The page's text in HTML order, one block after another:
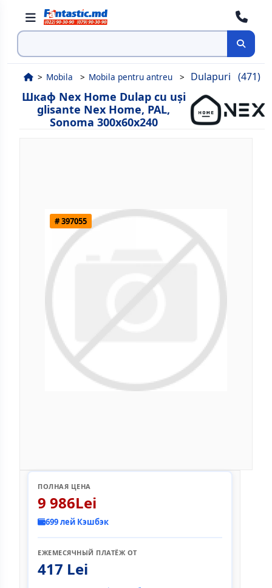
Поиск
Mobila Mobila pentru antreu Dulapuri (471)
Шкаф Nex Home Dulap cu uși
glisante Nex Home, PAL,
Sonoma 300x60x240
# 397055
ПОЛНАЯ ЦЕНА
9 986Lei
699 лей Кэшбэк
ЕЖЕМЕСЯЧНЫЙ ПЛАТЁЖ ОТ
417 Lei